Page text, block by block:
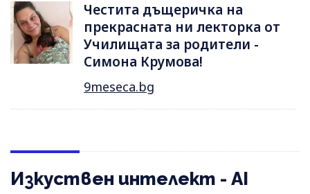
Честита дъщеричка на
прекрасната ни лекторка от
Училищата за родители -
Симона Крумова!
9meseca.bg
Изкуствен интелект - AI